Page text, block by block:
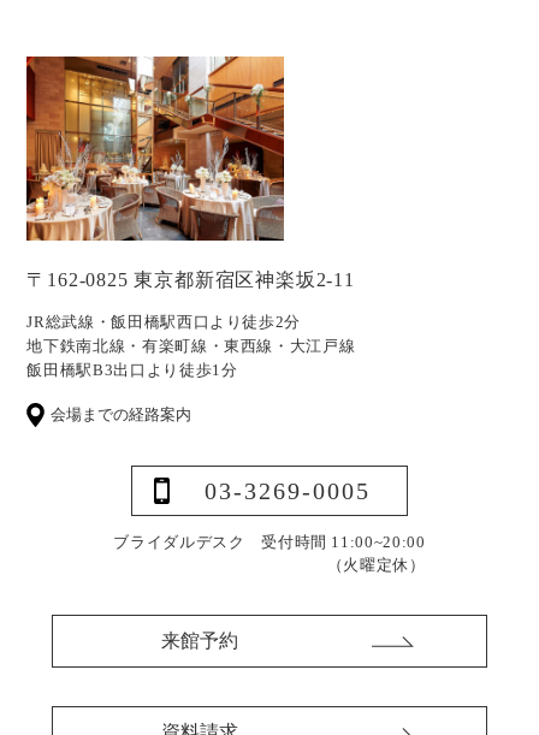
〒162-0825 東京都新宿区神楽坂2-11
JR総武線・飯田橋駅西口より徒歩2分
地下鉄南北線・有楽町線・東西線・大江戸線
飯田橋駅B3出口より徒歩1分
会場までの経路案内
03-3269-0005
ブライダルデスク 受付時間 11:00~20:00
（火曜定休）
来館予約